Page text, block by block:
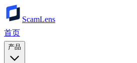
ScamLens
首页
产品